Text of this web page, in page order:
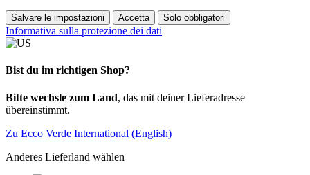
Salvare le impostazioni Accetta Solo obbligatori
Informativa sulla protezione dei dati
Bist du im richtigen Shop?
Bitte wechsle zum Land, das mit deiner Lieferadresse
übereinstimmt.
Zu Ecco Verde International (English)
Anderes Lieferland wählen